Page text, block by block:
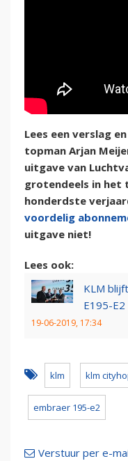
Lees een verslag
topman Arjan
uitgave van
grotendeels in het
honderdste
voordelig
uitgave niet!
Lees ook:
KLM
E195-E2
19-06-2019, 17:34
klm klm
embraer 195-e2
Verstuur per e-